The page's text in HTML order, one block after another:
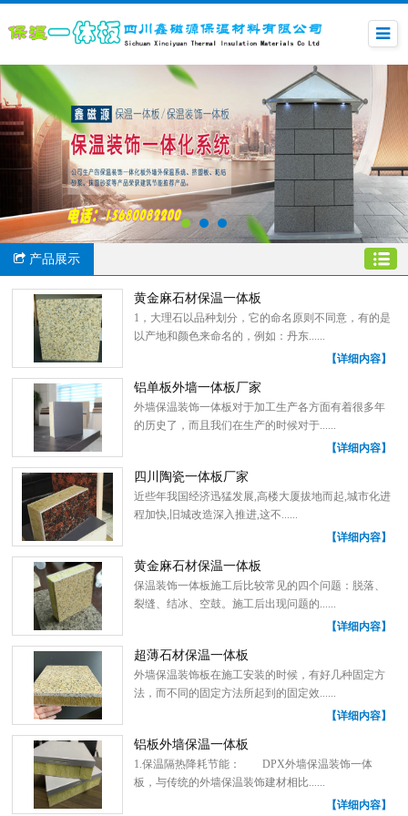
产品展示
黄金麻石材保温一体板
1，大理石以品种划分，它的命名原则不同意，有的是
以产地和颜色来命名的，例如：丹东......
【详细内容】
铝单板外墙一体板厂家
外墙保温装饰一体板对于加工生产各方面有着很多年
的历史了，而且我们在生产的时候对于......
【详细内容】
四川陶瓷一体板厂家
近些年我国经济迅猛发展,高楼大厦拔地而起,城市化进
程加快,旧城改造深入推进,这不......
【详细内容】
黄金麻石材保温一体板
保温装饰一体板施工后比较常见的四个问题：脱落、
裂缝、结冰、空鼓。施工后出现问题的......
【详细内容】
超薄石材保温一体板
外墙保温装饰板在施工安装的时候，有好几种固定方
法，而不同的固定方法所起到的固定效......
【详细内容】
铝板外墙保温一体板
1.保温隔热降耗节能： DPX外墙保温装饰一体
板，与传统的外墙保温装饰建材相比......
【详细内容】